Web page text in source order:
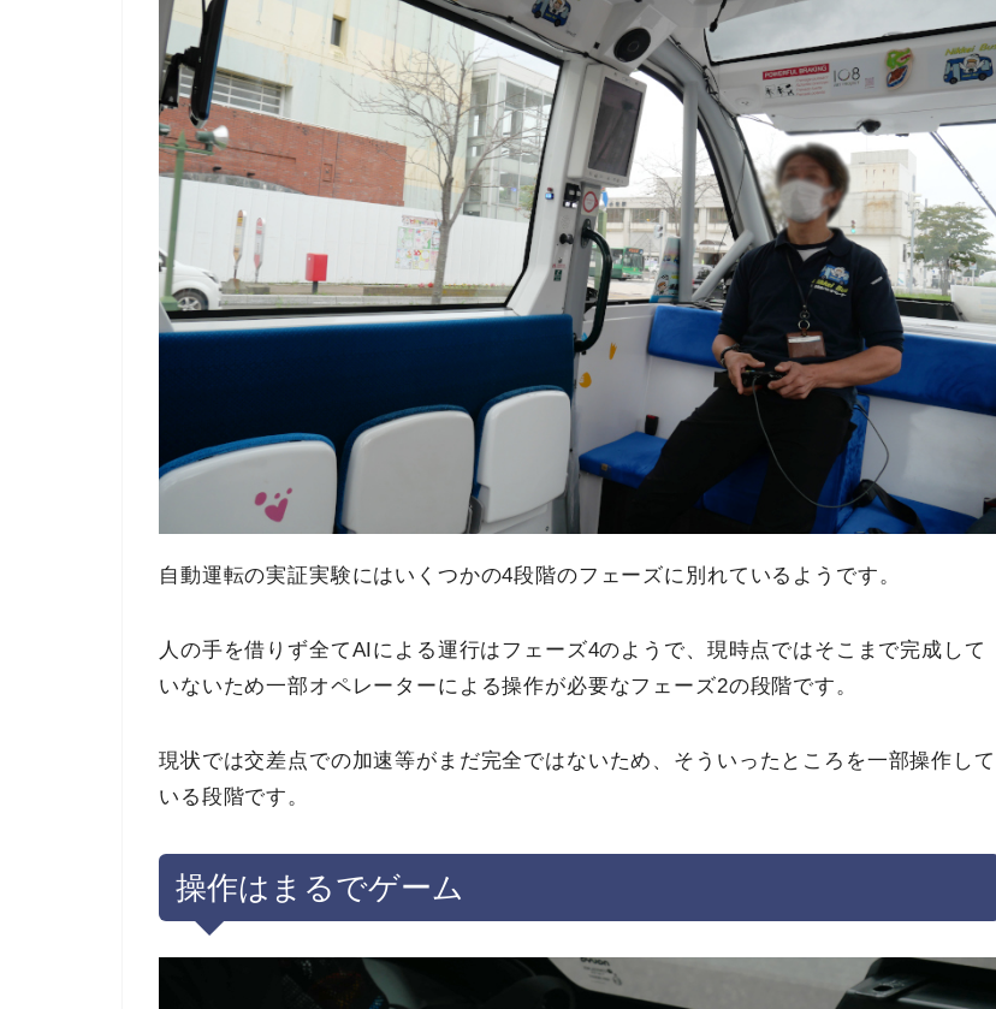
自動運転の実証実験にはいくつかの4段階のフェーズに別れているようです。
人の手を借りず全てAIによる運行はフェーズ4のようで、現時点ではそこまで完成して
いないため一部オペレーターによる操作が必要なフェーズ2の段階です。
現状では交差点での加速等がまだ完全ではないため、そういったところを一部操作して
いる段階です。
操作はまるでゲーム